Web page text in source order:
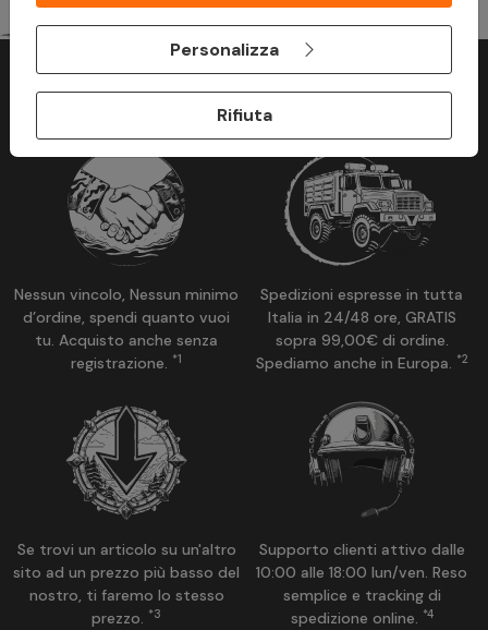
Perchè acquistare su ModaMilitare?
Nessun vincolo, Nessun minimo
d’ordine, spendi quanto vuoi
tu. Acquisto anche senza
registrazione. *1
Spedizioni espresse in tutta
Italia in 24/48 ore, GRATIS
sopra 99,00€ di ordine.
Spediamo anche in Europa. *2
Se trovi un articolo su un'altro
sito ad un prezzo più basso del
nostro, ti faremo lo stesso
prezzo. *3
Supporto clienti attivo dalle
10:00 alle 18:00 lun/ven. Reso
semplice e tracking di
spedizione online. *4
Personalizza
Rifiuta